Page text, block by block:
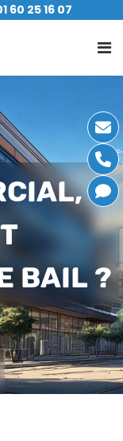
60 25 16 07
BAIL ?